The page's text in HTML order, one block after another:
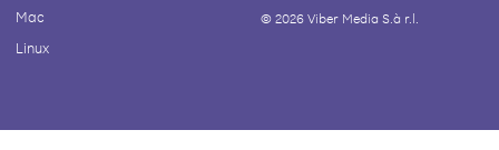
Mac
Linux
© 2026Viber Media S.à r.l.